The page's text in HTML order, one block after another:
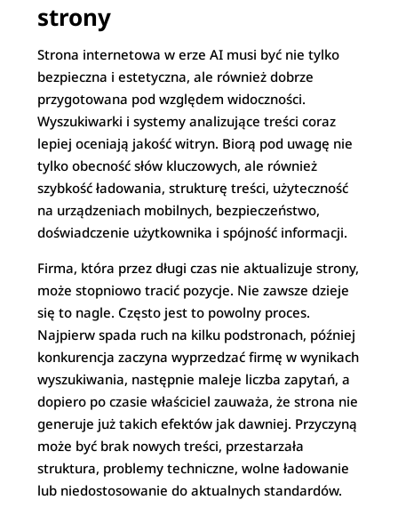
strony
Strona internetowa w erze AI musi być nie tylko
bezpieczna i estetyczna, ale również dobrze
przygotowana pod względem widoczności.
Wyszukiwarki i systemy analizujące treści coraz
lepiej oceniają jakość witryn. Biorą pod uwagę nie
tylko obecność słów kluczowych, ale również
szybkość ładowania, strukturę treści, użyteczność
na urządzeniach mobilnych, bezpieczeństwo,
doświadczenie użytkownika i spójność informacji.
Firma, która przez długi czas nie aktualizuje strony,
może stopniowo tracić pozycje. Nie zawsze dzieje
się to nagle. Często jest to powolny proces.
Najpierw spada ruch na kilku podstronach, później
konkurencja zaczyna wyprzedzać firmę w wynikach
wyszukiwania, następnie maleje liczba zapytań, a
dopiero po czasie właściciel zauważa, że strona nie
generuje już takich efektów jak dawniej. Przyczyną
może być brak nowych treści, przestarzała
struktura, problemy techniczne, wolne ładowanie
lub niedostosowanie do aktualnych standardów.